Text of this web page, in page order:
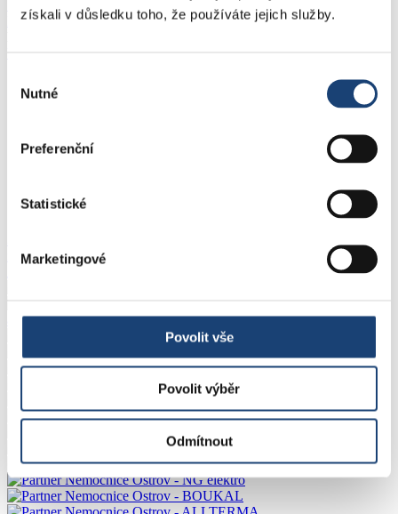
získali v důsledku toho, že používáte jejich služby.
souhlasu
Nutné
Preferenční
Statistické
Marketingové
Povolit vše
Povolit výběr
Odmítnout
Poslat e-mail >
Vzdělávání
Projekty
Tiskové zprávy
info@nemocniceostrov.cz